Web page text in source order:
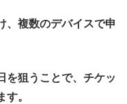
、複数のデバイスで申
を狙うことで、チケッ
す。